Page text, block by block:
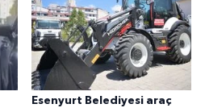
Esenyurt Belediyesi araç